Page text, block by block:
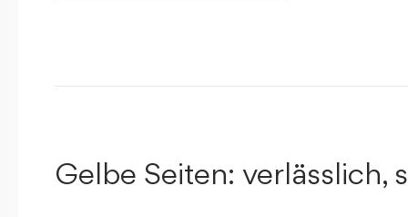
Gelbe Seiten: verlässlich,